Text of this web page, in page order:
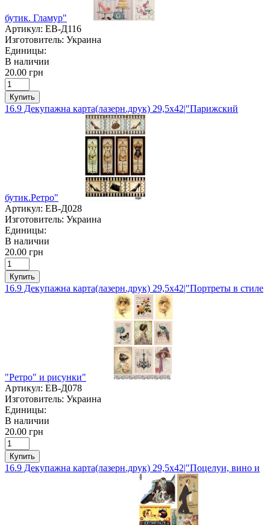
бутик. Гламур"
Артикул: ЕВ-Д116
Изготовитель: Украина
Единицы:
В наличии
20.00 грн
Купить
16.9 Декупажна карта(лазерн.друк) 29,5х42|"Парижский
бутик.Ретро"
Артикул: ЕВ-Д028
Изготовитель: Украина
Единицы:
В наличии
20.00 грн
Купить
16.9 Декупажна карта(лазерн.друк) 29,5х42|"Портреты в стиле
"Ретро" и рисунки"
Артикул: ЕВ-Д078
Изготовитель: Украина
Единицы:
В наличии
20.00 грн
Купить
16.9 Декупажна карта(лазерн.друк) 29,5х42|"Поцелуи, вино и